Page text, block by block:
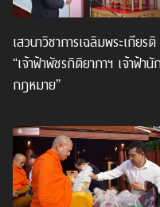
เสวนาวิชาการเฉลิมพระเกียรติ
“เจ้าฟ้าพัชรกิติยาภาฯ เจ้าฟ้านั
กฎหมาย”